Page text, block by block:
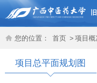
您的位置： 首页 >项目概
项目总平面规划图